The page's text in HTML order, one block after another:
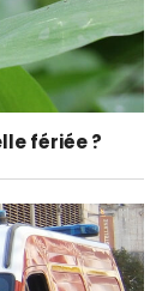
fériée ?